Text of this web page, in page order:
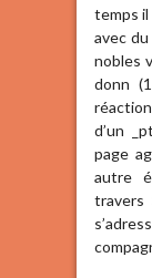
temps il
avec
nobles
donn
d’un
page
autre
travers